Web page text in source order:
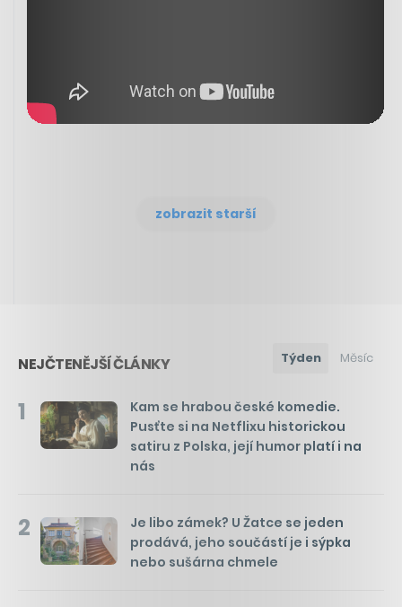
zobrazit starší
NEJČTENĚJŠÍ ČLÁNKY Týden Měsíc
1
Kam se hrabou české komedie.
Pusťte si na Netflixu historickou
satiru z Polska, její humor platí i na
nás
2
Je libo zámek? U Žatce se jeden
prodává, jeho součástí je i sýpka
nebo sušárna chmele